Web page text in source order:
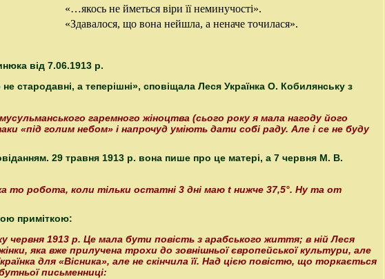
«…якось не йметься віри її неминучості».
«Здавалося, що вона нейшла, а неначе точилася».
від 7.06.1913 р.
стародавні, а теперішні», сповіщала Леся Українка О. Кобилянську з
гаремного жіноцтва (сього року я мала нагоду його
«під голим небом» і напрочуд уміють дати собі раду. Але і се не буду
29 травня 1913 р. вона пише про це матері, а 7 червня М. В.
то робота, коли тільки остатні 3 дні маю t нижче 37,5°. Ну та от
приміткою:
червня 1913 р. Це мала бути повість з арабського життя; в ній Леся
яка вже прилучена трохи до зовнішньої європейської культури, але
для «Вісника», але не скінчила її. Над цією повістю, що торкається
письменниці: